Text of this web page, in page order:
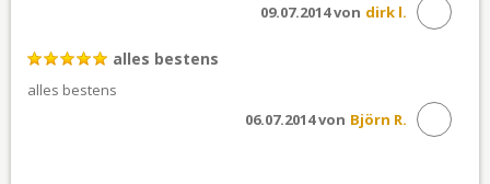
dirk l.
09.07.2014 von
alles bestens
alles bestens
Björn R.
06.07.2014 von